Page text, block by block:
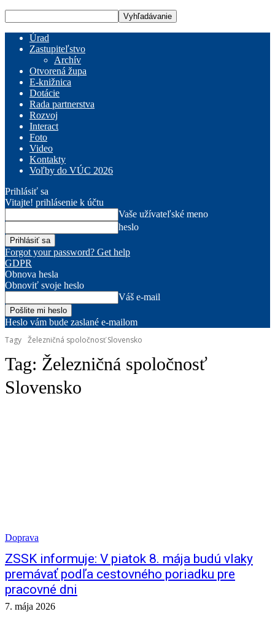
Úrad
Zastupiteľstvo
Archív
Otvorená župa
E-knižnica
Dotácie
Rada partnerstva
Rozvoj
Interact
Foto
Video
Kontakty
Voľby do VÚC 2026
Prihlásiť sa
Vitajte! prihlásenie k účtu
Vaše užívateľské meno
heslo
Forgot your password? Get help
GDPR
Obnova hesla
Obnoviť svoje heslo
Váš e-mail
Heslo vám bude zaslané e-mailom
Tagy Železničná spoločnosť Slovensko
Tag: Železničná spoločnosť
Slovensko
Doprava
ZSSK informuje: V piatok 8. mája budú vlaky
premávať podľa cestovného poriadku pre
pracovné dni
7. mája 2026